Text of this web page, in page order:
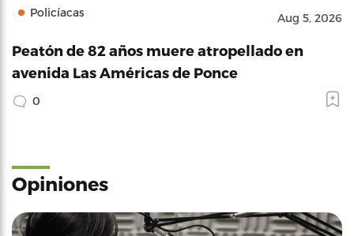
Policíacas Aug 5, 2026
Peatón de 82 años muere atropellado en
avenida Las Américas de Ponce
0
Opiniones